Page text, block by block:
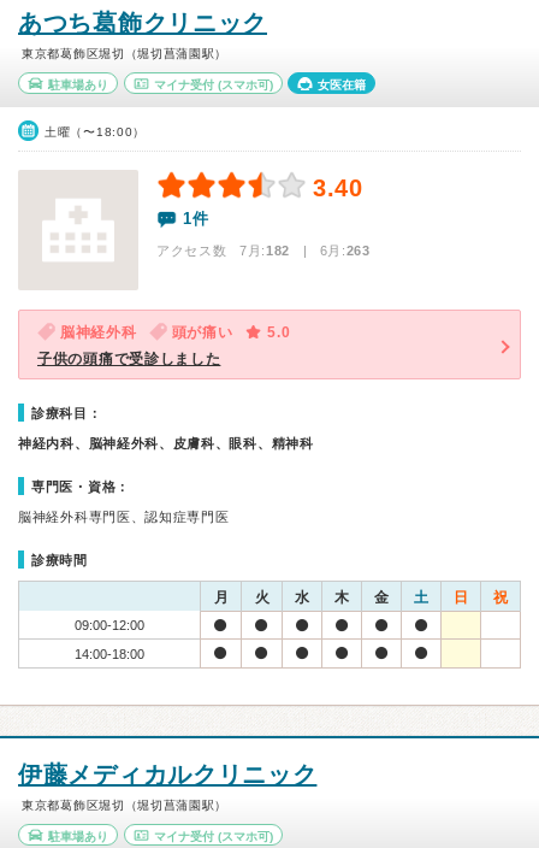
あつち葛飾クリニック
東京都葛飾区堀切（堀切菖蒲園駅）
駐車場あり マイナ受付(スマホ可) 女医在籍
土曜（〜18:00）
3.40
1件
アクセス数 7月:182 | 6月:263
脳神経外科 頭が痛い
5.0
子供の頭痛で受診しました
診療科目：
神経内科、脳神経外科、皮膚科、眼科、精神科
専門医・資格：
脳神経外科専門医、認知症専門医
診療時間
月 火 水 木 金 土 日 祝
09:00-12:00
14:00-18:00
伊藤メディカルクリニック
東京都葛飾区堀切（堀切菖蒲園駅）
駐車場あり マイナ受付(スマホ可)